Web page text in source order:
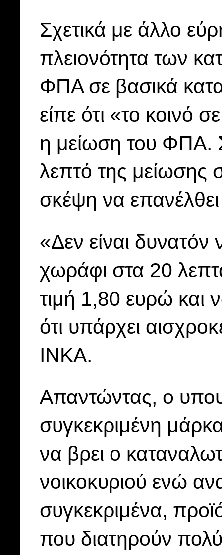
Σχετικά με άλλο
πλειονότητα των
ΦΠΑ σε βασικά
είπε ότι «το κοινό
η μείωση του ΦΠΑ.
λεπτό της μείωσης
σκέψη να
«Δεν είναι δυνατόν
χωράφι στα 20
τιμή 1,80 ευρώ και
ότι υπάρχει
ΙΝΚΑ.
Απαντώντας, ο
συγκεκριμένη
να βρει ο
νοικοκυριού ενώ
συγκεκριμένα,
που διατηρούν